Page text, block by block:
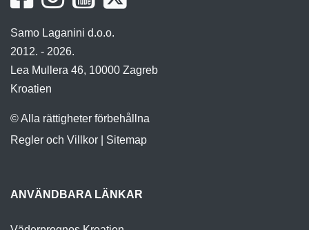
Samo Laganini d.o.o.
2012. - 2026.
Lea Mullera 46, 10000 Zagreb
Kroatien
© Alla rättigheter förbehållna
Regler och Villkor
Sitemap
ANVÄNDBARA LÄNKAR